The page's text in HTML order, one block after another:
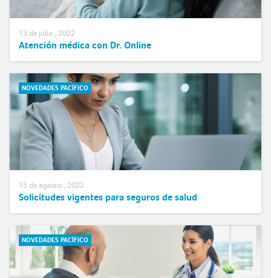
13 de julio , 2022
Atención médica con Dr. Online
NOVEDADES PACÍFICO
15 de agosto , 2022
Solicitudes vigentes para seguros de salud
NOVEDADES PACÍFICO